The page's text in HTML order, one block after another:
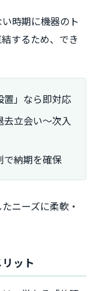
時期に機器のト
するため、でき
置」なら即対応
立会い～次入
で納期を確保
ニーズに柔軟・
ット